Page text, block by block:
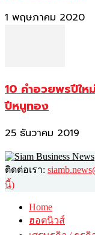
1 พฤษภาคม 2020
10 คำอวยพรปีใ
ปีหนูทอง
25 ธันวาคม 2019
ติดต่อเรา:
นี้)
Home
ฮอตนิวส์